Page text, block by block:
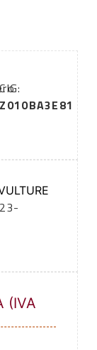
CIG:
Z010BA3E81
(IVA